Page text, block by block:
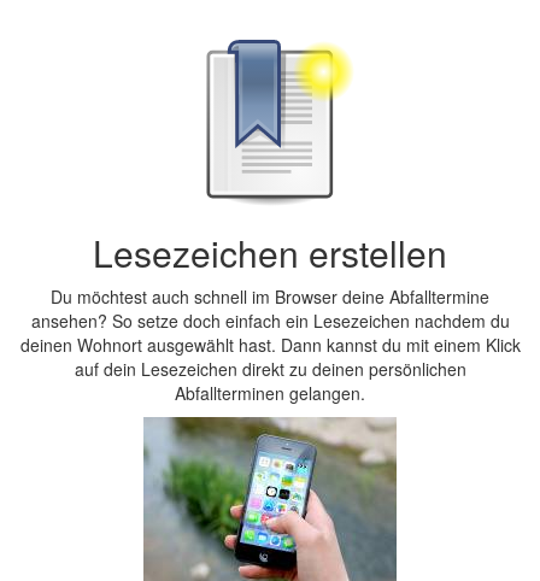
Lesezeichen erstellen
Du möchtest auch schnell im Browser deine Abfalltermine
ansehen? So setze doch einfach ein Lesezeichen nachdem du
deinen Wohnort ausgewählt hast. Dann kannst du mit einem Klick
auf dein Lesezeichen direkt zu deinen persönlichen
Abfallterminen gelangen.